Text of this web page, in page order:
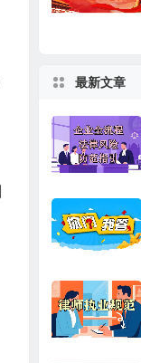
最新文章